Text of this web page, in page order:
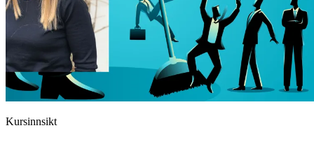
Kursinnsikt